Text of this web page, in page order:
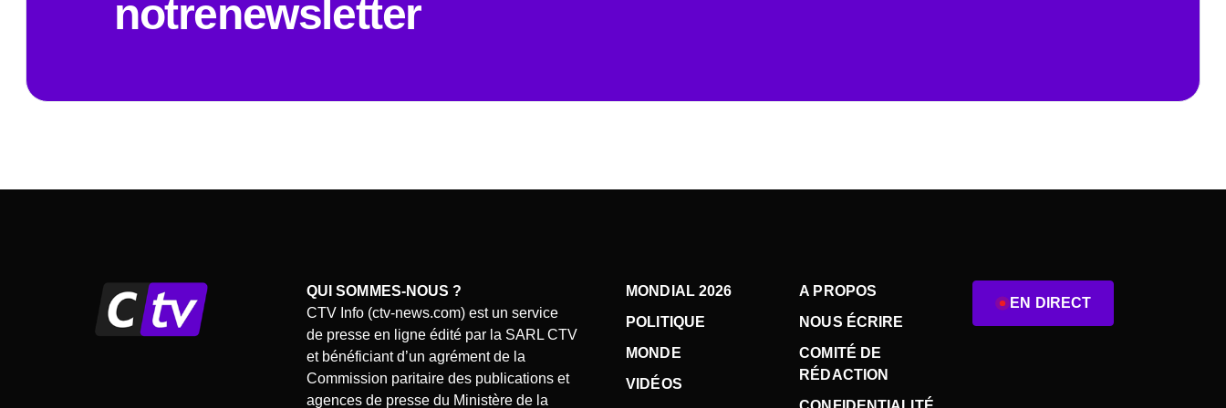
notrenewsletter
QUI SOMMES-NOUS ?
CTV Info (ctv-news.com) est un service
de presse en ligne édité par la SARL CTV
et bénéficiant d’un agrément de la
Commission paritaire des publications et
agences de presse du Ministère de la
MONDIAL 2026
POLITIQUE
MONDE
VIDÉOS
A PROPOS
NOUS ÉCRIRE
COMITÉ DE
RÉDACTION
EN DIRECT